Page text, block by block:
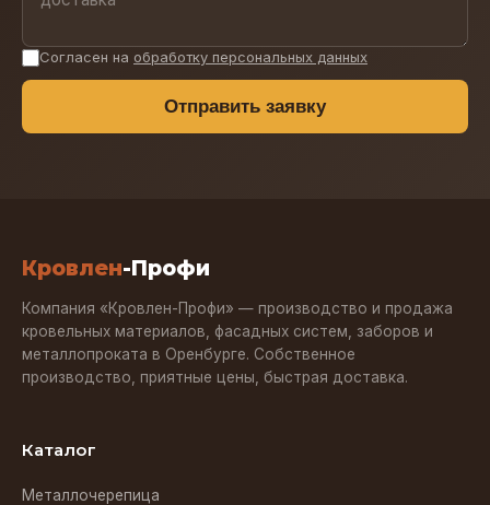
Согласен на обработку персональных данных
Отправить заявку
Кровлен-Профи
Компания «Кровлен-Профи» — производство и продажа
кровельных материалов, фасадных систем, заборов и
металлопроката в Оренбурге. Собственное
производство, приятные цены, быстрая доставка.
Каталог
Металлочерепица